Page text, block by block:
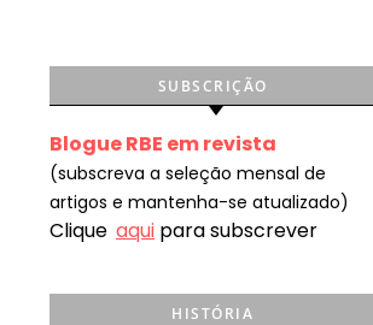
SUBSCRIÇÃO
Blogue RBE em revista
(subscreva a seleção mensal de
artigos e mantenha-se atualizado)
Clique aqui para subscrever
HISTÓRIA